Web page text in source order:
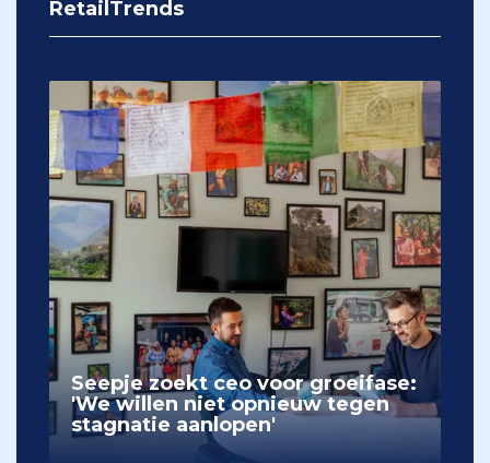
RetailTrends
Seepje zoekt ceo voor groeifase:
'We willen niet opnieuw tegen
stagnatie aanlopen'